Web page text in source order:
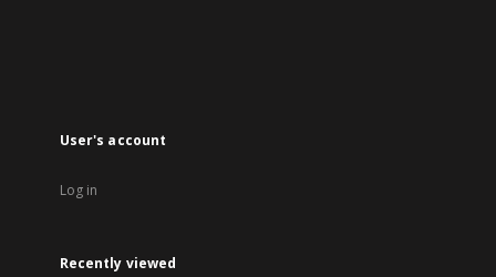
User's account
Log in
Recently viewed